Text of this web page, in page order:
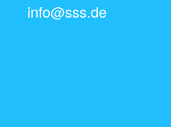
info@sss.de